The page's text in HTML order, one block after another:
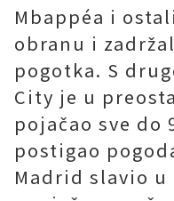
Mbappéa i
obranu i
pogotka. S
City je u
pojačao sve do
postigao
Madrid slavio